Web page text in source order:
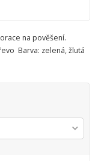
na pověšení.
Barva: zelená, žlutá